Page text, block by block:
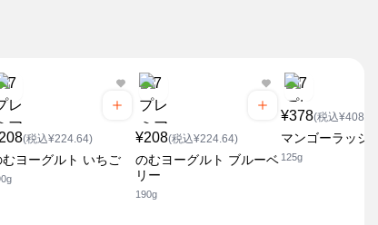
(税込¥224.64)
むヨーグルト いちご
¥208(税込¥224.64)
のむヨーグルト ブルーベ
リー
190g
¥378(税込¥408.24)
マンゴーラッシー
125g